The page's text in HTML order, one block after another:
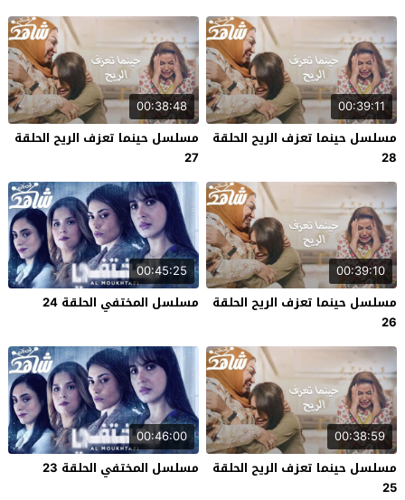
00:39:11
مسلسل حينما تعزف الريح الحلقة
28
00:38:48
مسلسل حينما تعزف الريح الحلقة
27
00:39:10
مسلسل حينما تعزف الريح الحلقة
26
00:45:25
مسلسل المختفي الحلقة 24
00:38:59
مسلسل حينما تعزف الريح الحلقة
25
00:46:00
مسلسل المختفي الحلقة 23